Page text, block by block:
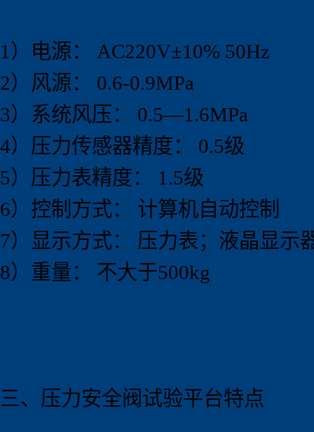
1）电源：
AC220V±10% 50Hz
2）风源：
0.6-0.9MPa
3）系统风压： 0.5—1.6MPa
4）压力传感器精度： 0.5级
5）压力表精度： 1.5级
6）控制方式： 计算机自动控制
7）显示方式： 压力表；液晶显示
8）重量：
不大于500kg
三、压力安全阀试验平台特点